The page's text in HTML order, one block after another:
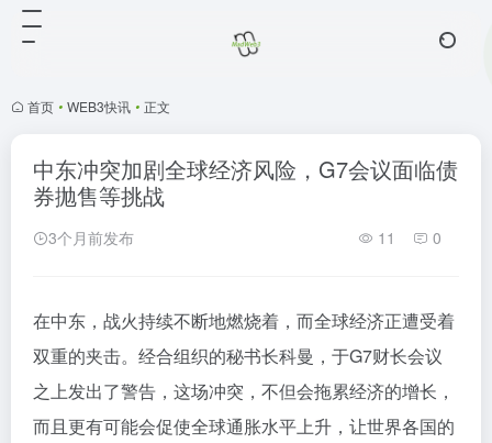
首页 • WEB3快讯 • 正文
中东冲突加剧全球经济风险，G7会议面临债
券抛售等挑战
3个月前发布 11 0
在中东，战火持续不断地燃烧着，而全球经济正遭受着
双重的夹击。经合组织的秘书长科曼，于G7财长会议
之上发出了警告，这场冲突，不但会拖累经济的增长，
而且更有可能会促使全球通胀水平上升，让世界各国的